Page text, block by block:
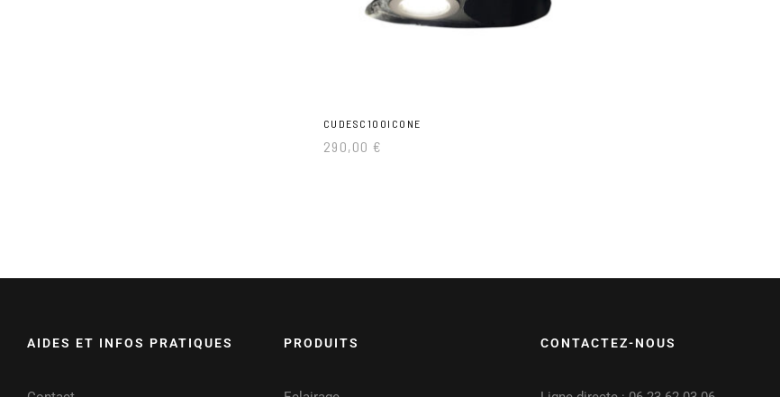
CUDESC100ICONE
290,00 €
AIDES ET INFOS PRATIQUES PRODUITS CONTACTEZ-NOUS